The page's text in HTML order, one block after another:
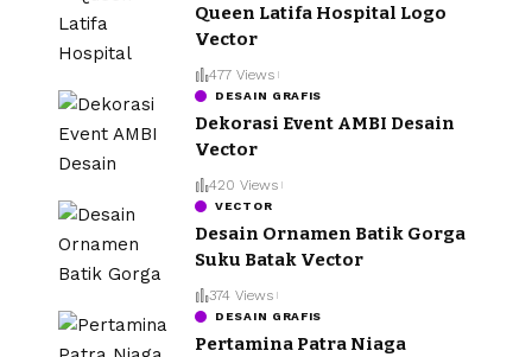
Queen Latifa Hospital Logo
Vector
477 Views
DESAIN GRAFIS
Dekorasi Event AMBI Desain
Vector
420 Views
VECTOR
Desain Ornamen Batik Gorga
Suku Batak Vector
374 Views
DESAIN GRAFIS
Pertamina Patra Niaga